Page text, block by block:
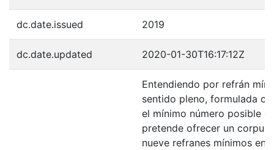
dc.date.issued 2019
dc.date.updated 2020-01-30T16:17:12Z
Entendiendo por refrán
sentido pleno, formulada
el mínimo número posible
pretende ofrecer un
nueve refranes mínimos en